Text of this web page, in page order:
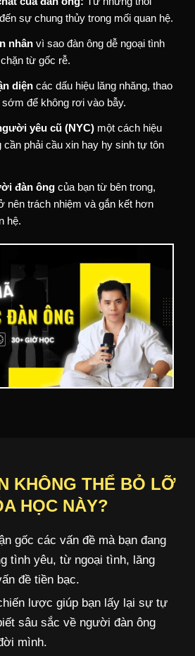
sự chung thủy trong mối quan hệ.
nhân vì sao đàn ông dễ ngoại tình
từ gốc rễ.
diện các dấu hiệu lăng nhăng, thao
để không rơi vào bẫy.
yêu cũ (NYC) một cách hiệu
cần phải cầu xin hay hy sinh tự tôn
đàn ông của bạn từ bên trong,
nên trách nhiệm và gắn kết hơn
hệ.
KHÔNG THỂ BỎ LỠ
HỌC NÀY?​
gốc các vấn đề mà bạn đang
tình yêu, từ ngoại tình, lăng
đề tiền bạc.
lược giúp bạn lấy lại sự tự
sâu sắc về người đàn ông
mình.